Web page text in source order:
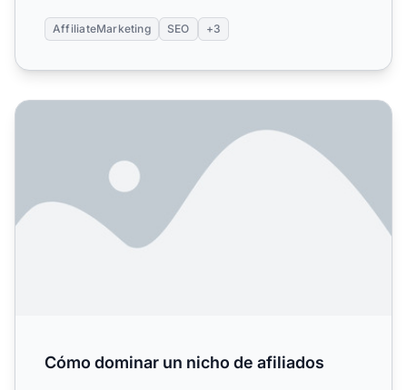
AffiliateMarketing SEO +3
Cómo dominar un nicho de afiliados
Cómo dominar un nicho de afiliados